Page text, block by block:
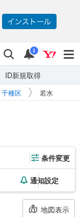
検索 通知
i
ID新規取得
千種区 若水
条件変更
通知設定
地図表示